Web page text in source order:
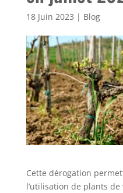
18 Juin 2023 | Blog
Cette dérogation
l’utilisation de plants